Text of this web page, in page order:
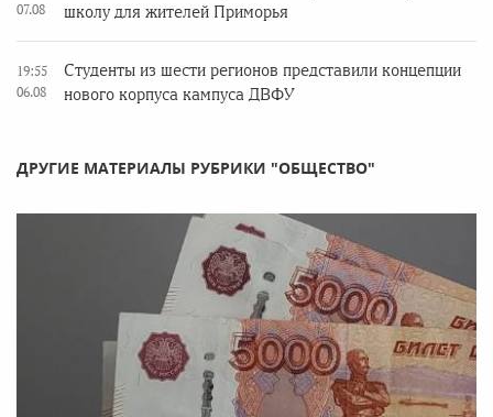
07.08
школу для жителей Приморья
19:55
06.08
Студенты из шести регионов представили концепции
нового корпуса кампуса ДВФУ
ДРУГИЕ МАТЕРИАЛЫ РУБРИКИ "ОБЩЕСТВО"